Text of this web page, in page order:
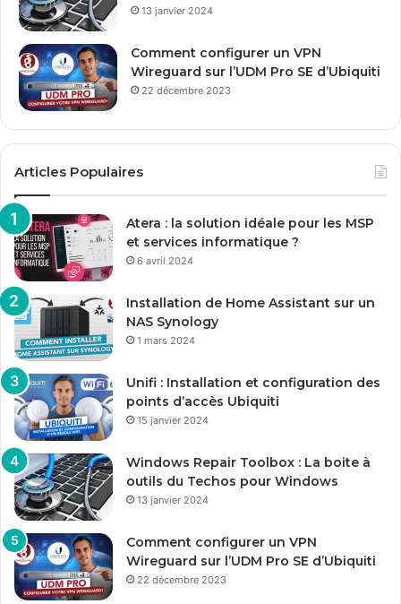
13 janvier 2024
Comment configurer un VPN
Wireguard sur l’UDM Pro SE d’Ubiquiti
22 décembre 2023
Articles Populaires
Atera : la solution idéale pour les MSP
et services informatique ?
6 avril 2024
Installation de Home Assistant sur un
NAS Synology
1 mars 2024
Unifi : Installation et configuration des
points d’accès Ubiquiti
15 janvier 2024
Windows Repair Toolbox : La boite à
outils du Techos pour Windows
13 janvier 2024
Comment configurer un VPN
Wireguard sur l’UDM Pro SE d’Ubiquiti
22 décembre 2023